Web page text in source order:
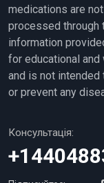
medications are
processed through
information
for educational
and is not intended
or prevent any
Консультація: